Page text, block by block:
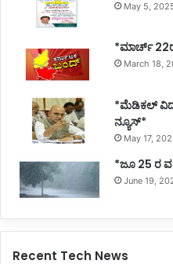
May 5,
*ಮಾರ್ಚ್
March 18,
*ಮೆಡಿಕಲ್
ನ್ಯೂಸ್*
May 17,
*ಜೂ 25 ರ
June 19,
Recent Tech News